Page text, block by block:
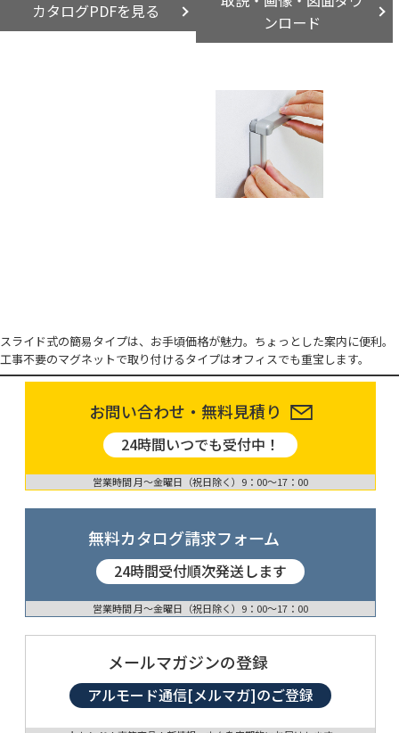
カタログPDFを見る
ンロード
スライド式の簡易タイプは、お手頃価格が魅力。ちょっとした案内に便利。
工事不要のマグネットで取り付けるタイプはオフィスでも重宝します。
お問い合わせ・無料見積り
24時間いつでも受付中！
営業時間 月〜金曜日（祝日除く）9：00〜17：00
無料カタログ請求フォーム
24時間受付順次発送します
営業時間 月〜金曜日（祝日除く）9：00〜17：00
メールマガジンの登録
アルモード通信[メルマガ]のご登録